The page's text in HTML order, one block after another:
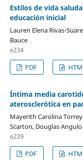
Estilos de vida
educación inicial
Lauren Elena Rivas-
Bauce
e234
PDF
Íntima media
aterosclerótica en
Mayerith Carolina
Scarton, Douglas
e239
PDF